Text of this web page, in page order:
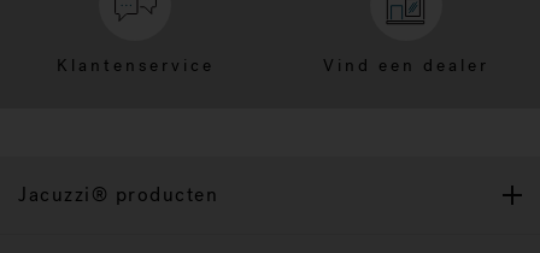
Klantenservice Vind een dealer
Jacuzzi® producten